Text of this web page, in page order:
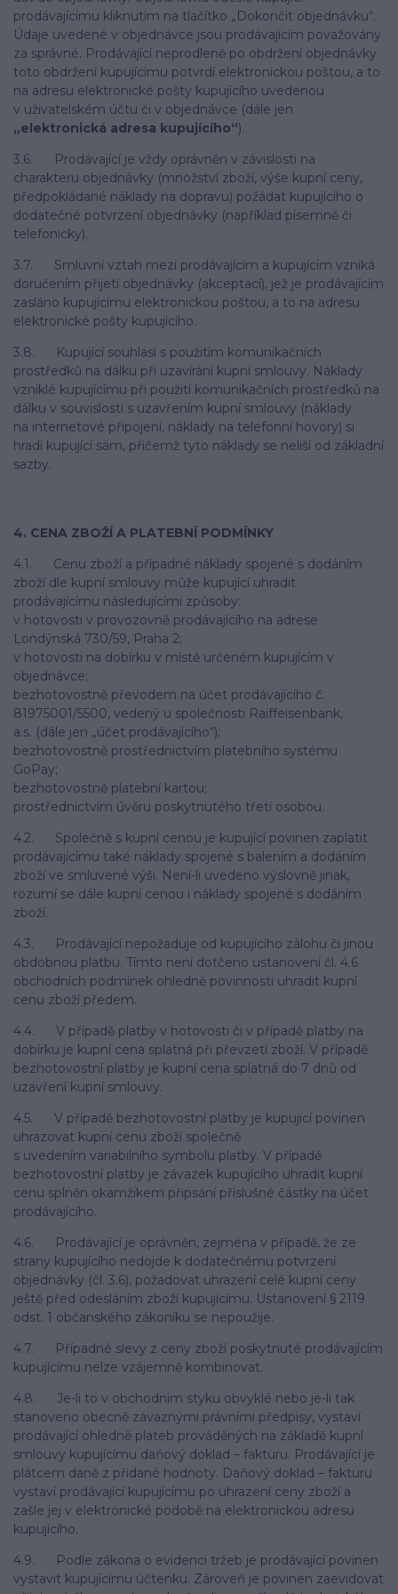
prodávajícímu kliknutím na tlačítko „Dokončit objednávku“.
Údaje uvedené v objednávce jsou prodávajícím považovány
za správné. Prodávající neprodleně po obdržení objednávky
toto obdržení kupujícímu potvrdí elektronickou poštou, a to
na adresu elektronické pošty kupujícího uvedenou
v uživatelském účtu či v objednávce (dále jen
„elektronická adresa kupujícího“).
3.6. Prodávající je vždy oprávněn v závislosti na
charakteru objednávky (množství zboží, výše kupní ceny,
předpokládané náklady na dopravu) požádat kupujícího o
dodatečné potvrzení objednávky (například písemně či
telefonicky).
3.7. Smluvní vztah mezi prodávajícím a kupujícím vzniká
doručením přijetí objednávky (akceptací), jež je prodávajícím
zasláno kupujícímu elektronickou poštou, a to na adresu
elektronické pošty kupujícího.
3.8. Kupující souhlasí s použitím komunikačních
prostředků na dálku při uzavírání kupní smlouvy. Náklady
vzniklé kupujícímu při použití komunikačních prostředků na
dálku v souvislosti s uzavřením kupní smlouvy (náklady
na internetové připojení, náklady na telefonní hovory) si
hradí kupující sám, přičemž tyto náklady se neliší od základní
sazby.
4. CENA ZBOŽÍ A PLATEBNÍ PODMÍNKY
4.1. Cenu zboží a případné náklady spojené s dodáním
zboží dle kupní smlouvy může kupující uhradit
prodávajícímu následujícími způsoby:
v hotovosti v provozovně prodávajícího na adrese
Londýnská 730/59, Praha 2;
v hotovosti na dobírku v místě určeném kupujícím v
objednávce;
bezhotovostně převodem na účet prodávajícího č.
81975001/5500, vedený u společnosti Raiffeisenbank,
a.s. (dále jen „účet prodávajícího“);
bezhotovostně prostřednictvím platebního systému
GoPay;
bezhotovostně platební kartou;
prostřednictvím úvěru poskytnutého třetí osobou.
4.2. Společně s kupní cenou je kupující povinen zaplatit
prodávajícímu také náklady spojené s balením a dodáním
zboží ve smluvené výši. Není-li uvedeno výslovně jinak,
rozumí se dále kupní cenou i náklady spojené s dodáním
zboží.
4.3. Prodávající nepožaduje od kupujícího zálohu či jinou
obdobnou platbu. Tímto není dotčeno ustanovení čl. 4.6
obchodních podmínek ohledně povinnosti uhradit kupní
cenu zboží předem.
4.4. V případě platby v hotovosti či v případě platby na
dobírku je kupní cena splatná při převzetí zboží. V případě
bezhotovostní platby je kupní cena splatná do 7 dnů od
uzavření kupní smlouvy.
4.5. V případě bezhotovostní platby je kupující povinen
uhrazovat kupní cenu zboží společně
s uvedením variabilního symbolu platby. V případě
bezhotovostní platby je závazek kupujícího uhradit kupní
cenu splněn okamžikem připsání příslušné částky na účet
prodávajícího.
4.6. Prodávající je oprávněn, zejména v případě, že ze
strany kupujícího nedojde k dodatečnému potvrzení
objednávky (čl. 3.6), požadovat uhrazení celé kupní ceny
ještě před odesláním zboží kupujícímu. Ustanovení § 2119
odst. 1 občanského zákoníku se nepoužije.
4.7. Případné slevy z ceny zboží poskytnuté prodávajícím
kupujícímu nelze vzájemně kombinovat.
4.8. Je-li to v obchodním styku obvyklé nebo je-li tak
stanoveno obecně závaznými právními předpisy, vystaví
prodávající ohledně plateb prováděných na základě kupní
smlouvy kupujícímu daňový doklad – fakturu. Prodávající je
plátcem daně z přidané hodnoty. Daňový doklad – fakturu
vystaví prodávající kupujícímu po uhrazení ceny zboží a
zašle jej v elektronické podobě na elektronickou adresu
kupujícího.
4.9. Podle zákona o evidenci tržeb je prodávající povinen
vystavit kupujícímu účtenku. Zároveň je povinen zaevidovat